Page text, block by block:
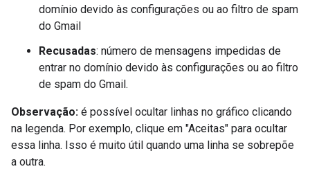
domínio devido às configurações ou ao filtro de spam
do Gmail
Recusadas: número de mensagens impedidas de
entrar no domínio devido às configurações ou ao filtro
de spam do Gmail.
Observação: é possível ocultar linhas no gráfico clicando
na legenda. Por exemplo, clique em "Aceitas" para ocultar
essa linha. Isso é muito útil quando uma linha se sobrepõe
a outra.